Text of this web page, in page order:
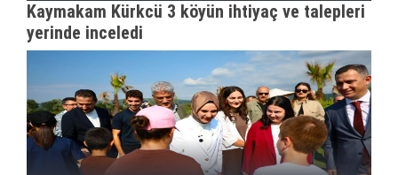
Kaymakam Kürkcü 3 köyün ihtiyaç ve talepleri
yerinde inceledi